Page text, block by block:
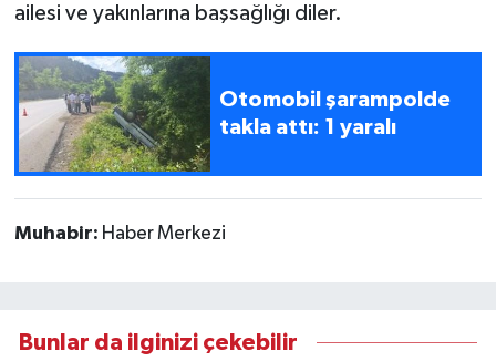
ailesi ve yakınlarına başsağlığı diler.
Otomobil şarampolde
takla attı: 1 yaralı
Muhabir: Haber Merkezi
Bunlar da ilginizi çekebilir